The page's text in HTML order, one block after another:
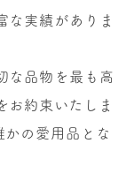
な実績がありま
な品物を最も高
お約束いたしま
かの愛用品とな